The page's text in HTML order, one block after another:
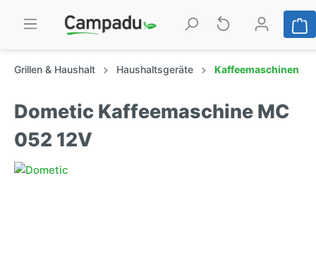
Grillen & Haushalt Haushaltsgeräte Kaffeemaschinen
Dometic Kaffeemaschine MC
052 12V